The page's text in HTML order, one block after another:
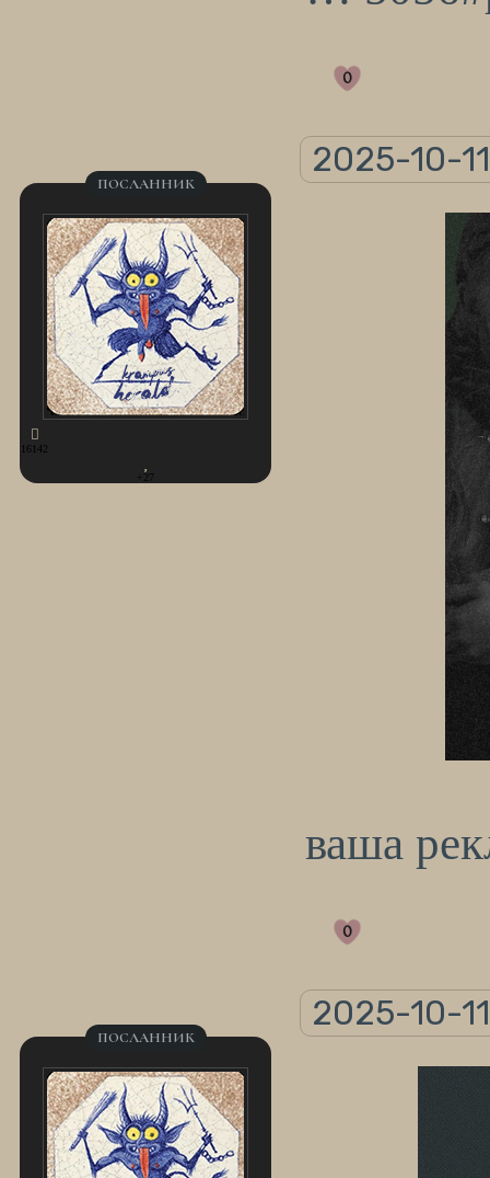
0
2025-10-
ПОСЛАННИК
16142
+27
ваша
0
2025-10-
ПОСЛАННИК